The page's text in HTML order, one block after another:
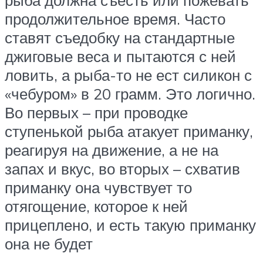
продолжительное время. Часто
ставят съедобку на стандартные
джиговые веса и пытаются с ней
ловить, а рыба-то не ест силикон с
«чебуром» в 20 грамм. Это логично.
Во первых – при проводке
ступенькой рыба атакует приманку,
реагируя на движение, а не на
запах и вкус, во вторых – схватив
приманку она чувствует то
отягощение, которое к ней
прицеплено, и есть такую приманку
она не будет